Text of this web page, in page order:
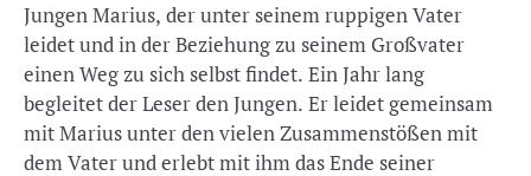
Jungen Marius, der unter seinem ruppigen Vater
leidet und in der Beziehung zu seinem Großvater
einen Weg zu sich selbst findet. Ein Jahr lang
begleitet der Leser den Jungen. Er leidet gemeinsam
mit Marius unter den vielen Zusammenstößen mit
dem Vater und erlebt mit ihm das Ende seiner